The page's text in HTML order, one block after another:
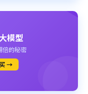
模型
倍的秘密
→